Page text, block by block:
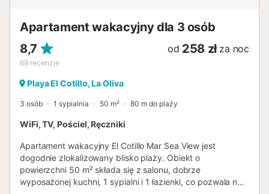
Apartament wakacyjny dla 3 osób
8,7
69 recenzje
od 258 zł za noc
Playa El Cotillo, La Oliva
3 osób 1 sypialnia 50 m² 80 m do plaży
WiFi, TV, Pościel, Ręczniki
Apartament wakacyjny El Cotillo Mar Sea View jest
dogodnie zlokalizowany blisko plaży. Obiekt o
powierzchni 50 m² składa się z salonu, dobrze
wyposażonej kuchni, 1 sypialni i 1 łazienki, co pozwala na